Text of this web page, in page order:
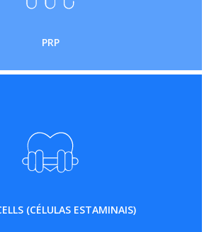
PRP
(CÉLULAS ESTAMINAIS)